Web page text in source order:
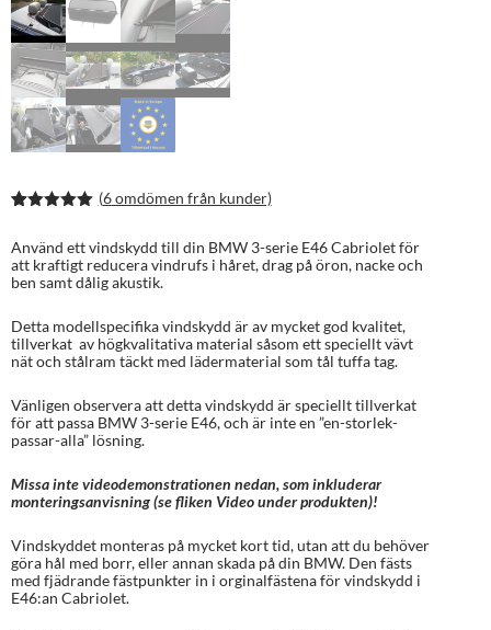
baserat på
kundrecens
ioner
(6omdömen från kunder)
Använd ett vindskydd till din BMW 3-serie E46 Cabriolet för
att kraftigt reducera vindrufs i håret, drag på öron, nacke och
ben samt dålig akustik.
Detta modellspecifika vindskydd är av mycket god kvalitet,
tillverkat av högkvalitativa material såsom ett speciellt vävt
nät och stålram täckt med lädermaterial som tål tuffa tag.
Vänligen observera att detta vindskydd är speciellt tillverkat
för att passa BMW 3-serie E46, och är inte en ”en-storlek-
passar-alla” lösning.
Missa inte videodemonstrationen nedan, som inkluderar
monteringsanvisning (se fliken Video under produkten)!
Vindskyddet monteras på mycket kort tid, utan att du behöver
göra hål med borr, eller annan skada på din BMW. Den fästs
med fjädrande fästpunkter in i orginalfästena för vindskydd i
E46:an Cabriolet.